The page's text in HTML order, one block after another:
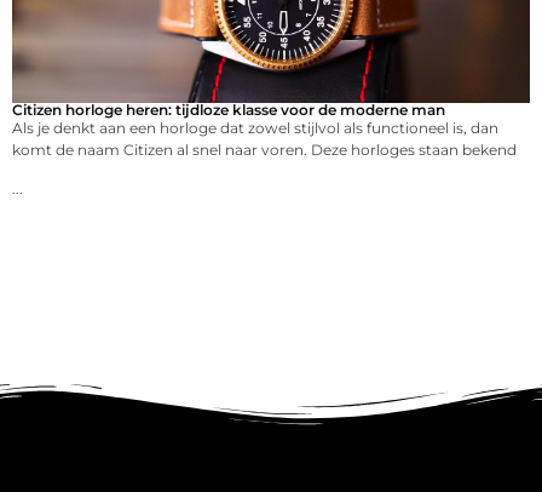
Citizen horloge heren: tijdloze klasse voor de moderne man
Als je denkt aan een horloge dat zowel stijlvol als functioneel is, dan
komt de naam Citizen al snel naar voren. Deze horloges staan bekend
...